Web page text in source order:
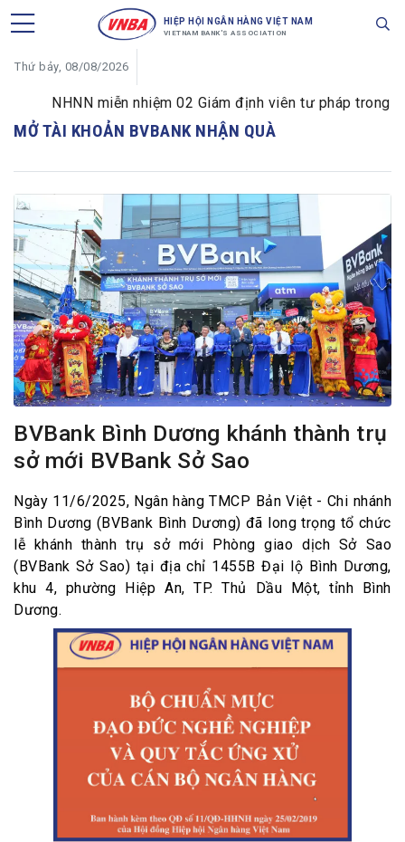
HIỆP HỘI NGÂN HÀNG VIỆT NAM
VIETNAM BANK'S ASSOCIATION
Thứ bảy, 08/08/2026
NHNN miễn nhiệm 02 Giám định viên tư pháp trong
MỞ TÀI KHOẢN BVBANK NHẬN QUÀ
BVBank Bình Dương khánh thành trụ
sở mới BVBank Sở Sao
Ngày 11/6/2025, Ngân hàng TMCP Bản Việt - Chi nhánh
Bình Dương (BVBank Bình Dương) đã long trọng tổ chức
lễ khánh thành trụ sở mới Phòng giao dịch Sở Sao
(BVBank Sở Sao) tại địa chỉ 1455B Đại lộ Bình Dương,
khu 4, phường Hiệp An, TP. Thủ Dầu Một, tỉnh Bình
Dương.